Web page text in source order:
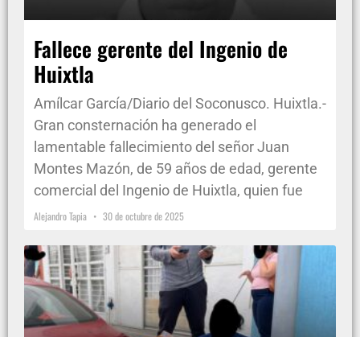
Fallece gerente del Ingenio de
Huixtla
Amílcar García/Diario del Soconusco. Huixtla.-
Gran consternación ha generado el
lamentable fallecimiento del señor Juan
Montes Mazón, de 59 años de edad, gerente
comercial del Ingenio de Huixtla, quien fue
Alejandro Tapia 30 de octubre de 2025